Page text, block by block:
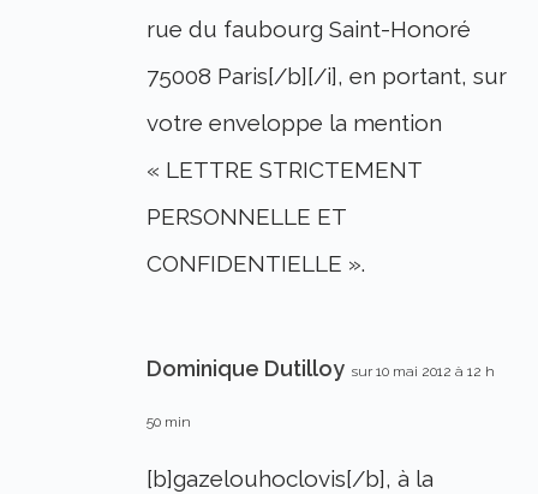
rue du faubourg Saint-Honoré
75008 Paris[/b][/i], en portant, sur
votre enveloppe la mention
« LETTRE STRICTEMENT
PERSONNELLE ET
CONFIDENTIELLE ».
Dominique Dutilloy sur 10 mai 2012 à 12 h
50 min
[b]gazelouhoclovis[/b], à la